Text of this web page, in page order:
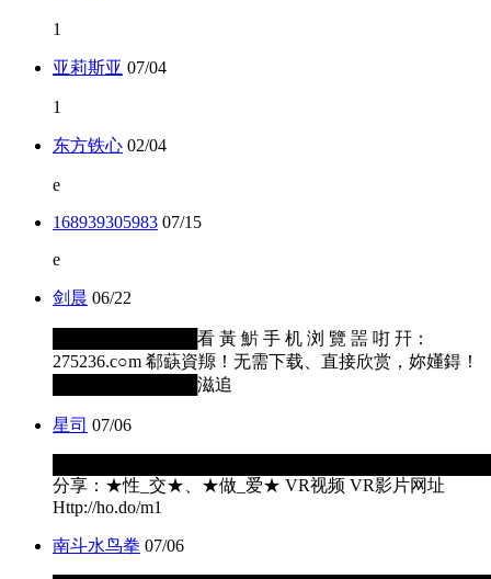
1
亚莉斯亚 07/04
1
东方铁心 02/04
e
168939305983 07/15
e
剑晨 06/22
████████████看 黃 魸 手 机 浏 覽 噐 咑 幵：
275236.c○m 郗蒛資羱！无需下载、直接欣赏，妳嬞鍀！
████████████滋追
星司 07/06
分享：★性_交★、★做_爱★ VR视频 VR影片网址
Http://ho.do/m1
南斗水鸟拳 07/06